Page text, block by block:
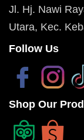
Jl. Hj. Nawi
Utara, Kec.
Follow Us
Shop Our